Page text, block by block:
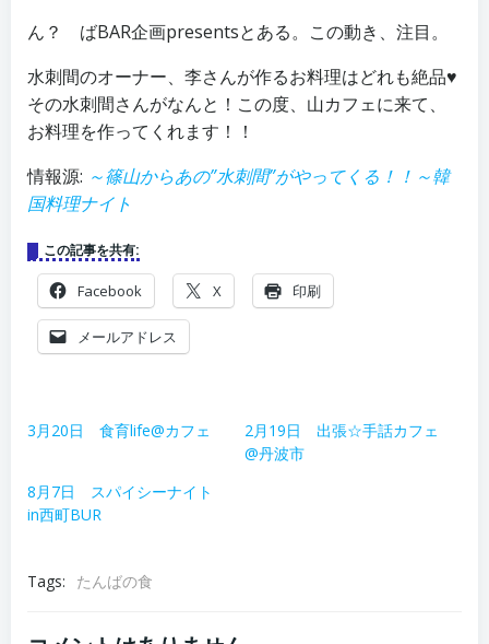
ん？ ばBAR企画presentsとある。この動き、注目。
水刺間のオーナー、李さんが作るお料理はどれも絶品♥
その水刺間さんがなんと！この度、山カフェに来て、
お料理を作ってくれます！！
情報源: ～篠山からあの”水刺間”がやってくる！！～韓
国料理ナイト
この記事を共有:
Facebook X 印刷
メールアドレス
3月20日 食育life@カフェ
2月19日 出張☆手話カフェ
@丹波市
8月7日 スパイシーナイト
in西町BUR
Tags: たんばの食